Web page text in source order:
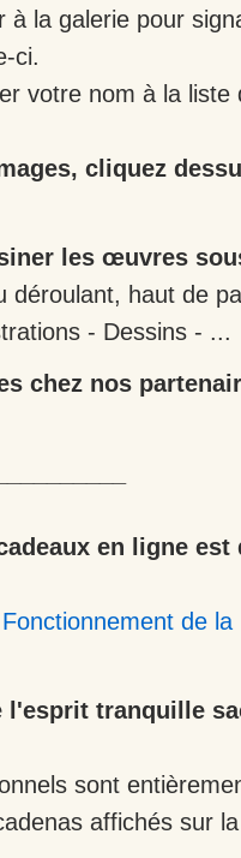
à la galerie pour
ci.
votre nom à la liste
cliquez
les œuvres
déroulant, haut de
- Dessins - ...
chez nos
en ligne
Fonctionnement de
l'esprit tranquille
sont
affichés sur